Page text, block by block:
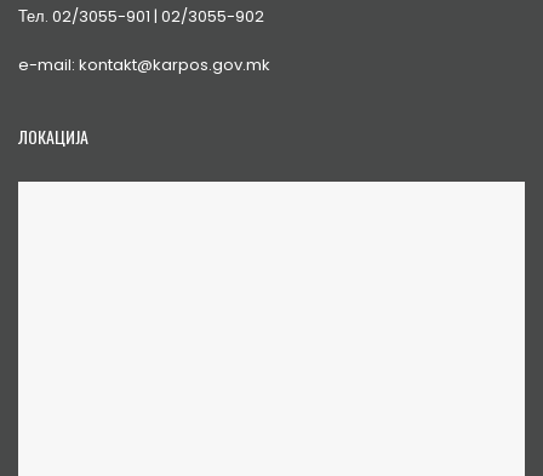
Тел. 02/3055-901 | 02/3055-902
e-mail: kontakt@karpos.gov.mk
ЛОКАЦИЈА